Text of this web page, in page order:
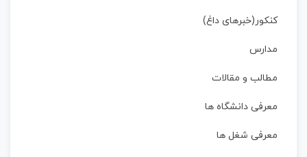
کنکور(خبرهای داغ)
مدارس
مطالب و مقالات
معرفی دانشگاه ها
معرفی شغل ها